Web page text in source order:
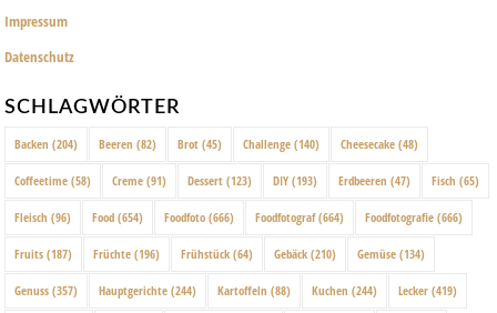
Impressum
Datenschutz
SCHLAGWÖRTER
Backen (204) Beeren (82) Brot (45) Challenge (140) Cheesecake (48)
Coffeetime (58) Creme (91) Dessert (123) DIY (193) Erdbeeren (47) Fisch (65)
Fleisch (96) Food (654) Foodfoto (666) Foodfotograf(664) Foodfotografie (666)
Fruits (187) Früchte (196) Frühstück (64) Gebäck (210) Gemüse (134)
Genuss (357) Hauptgerichte (244) Kartoffeln (88) Kuchen (244) Lecker (419)